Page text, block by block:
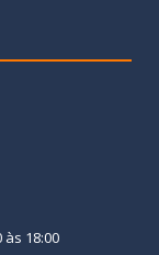
18:00